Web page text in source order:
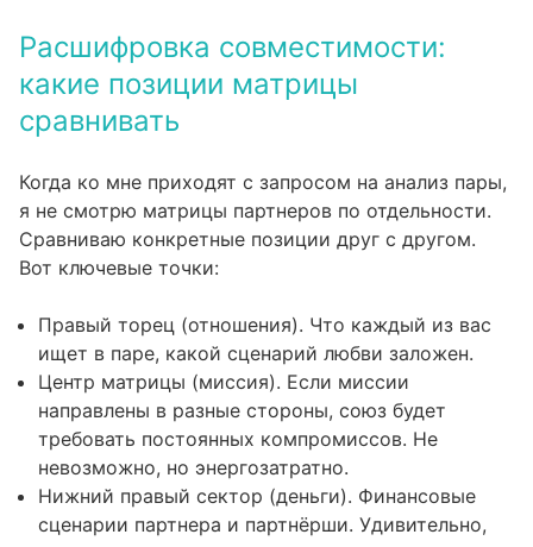
Расшифровка совместимости:
какие позиции матрицы
сравнивать
Когда ко мне приходят с запросом на анализ пары,
я не смотрю матрицы партнеров по отдельности.
Сравниваю конкретные позиции друг с другом.
Вот ключевые точки:
Правый торец (отношения). Что каждый из вас
ищет в паре, какой сценарий любви заложен.
Центр матрицы (миссия). Если миссии
направлены в разные стороны, союз будет
требовать постоянных компромиссов. Не
невозможно, но энергозатратно.
Нижний правый сектор (деньги). Финансовые
сценарии партнера и партнёрши. Удивительно,